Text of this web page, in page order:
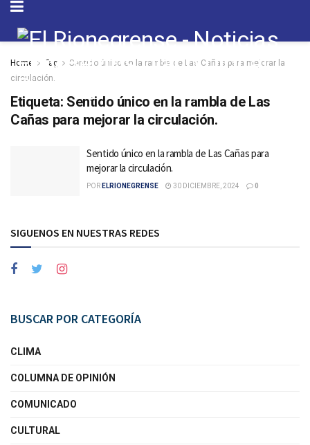
Home Tag
Sentido único en la rambla de Las Cañas para mejorar la
circulación.
Etiqueta: Sentido único en la rambla de Las
Cañas para mejorar la circulación.
Sentido único en la rambla de Las Cañas para
mejorar la circulación.
POR ELRIONEGRENSE 30 DICIEMBRE, 2024 0
SIGUENOS EN NUESTRAS REDES
BUSCAR POR CATEGORÍA
CLIMA
COLUMNA DE OPINIÓN
COMUNICADO
CULTURAL